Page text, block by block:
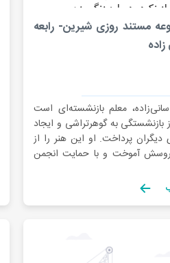
مستند روزی شیرین- رابعه
معلم بازنشسته‌ای است
به گوهرتراشی و ایجاد
دیگران پرداخت. او این هنر را از
آموخت و با حمایت انجمن
علاوه بر مهارت‌های عملی،